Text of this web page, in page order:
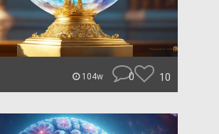
104w 0 10